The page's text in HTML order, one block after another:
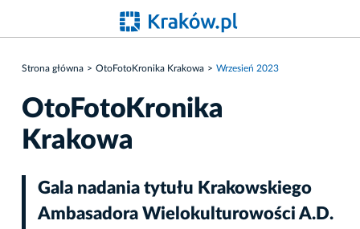
Strona główna OtoFotoKronika Krakowa Wrzesień 2023
OtoFotoKronika
Krakowa
Gala nadania tytułu Krakowskiego
Ambasadora Wielokulturowości A.D.